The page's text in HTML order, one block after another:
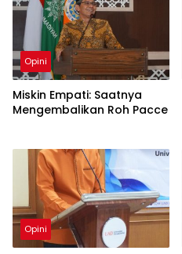
Opini
Miskin Empati: Saatnya
Mengembalikan Roh Pacce
Opini